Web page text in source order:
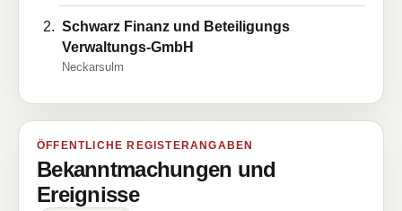
Schwarz Finanz und Beteiligungs
Verwaltungs-GmbH
Neckarsulm
ÖFFENTLICHE REGISTERANGABEN
Bekanntmachungen und
Ereignisse